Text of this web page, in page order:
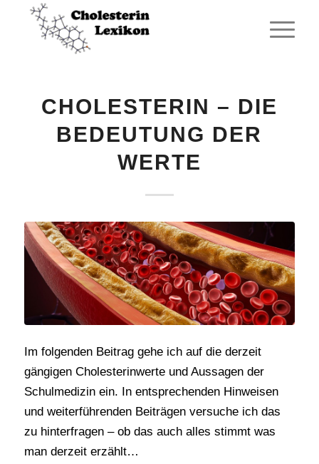
CHOLESTERIN – DIE
BEDEUTUNG DER
WERTE
Im folgenden Beitrag gehe ich auf die derzeit
gängigen Cholesterinwerte und Aussagen der
Schulmedizin ein. In entsprechenden Hinweisen
und weiterführenden Beiträgen versuche ich das
zu hinterfragen – ob das auch alles stimmt was
man derzeit erzählt…